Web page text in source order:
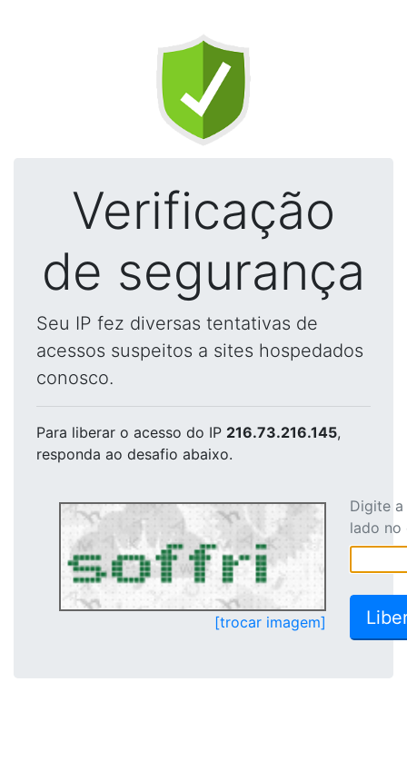
Verificação
de segurança
Seu IP fez diversas tentativas de
acessos suspeitos a sites hospedados
conosco.
Para liberar o acesso do IP 216.73.216.145,
responda ao desafio abaixo.
[trocar imagem]
Digite
lado no